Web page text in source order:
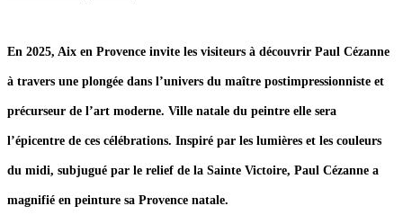
En 2025, Aix en Provence invite les visiteurs à découvrir Paul Cézanne
à travers une plongée dans l’univers du maître postimpressionniste et
précurseur de l’art moderne. Ville natale du peintre elle sera
l’épicentre de ces célébrations. Inspiré par les lumières et les couleurs
du midi, subjugué par le relief de la Sainte Victoire, Paul Cézanne a
magnifié en peinture sa Provence natale.